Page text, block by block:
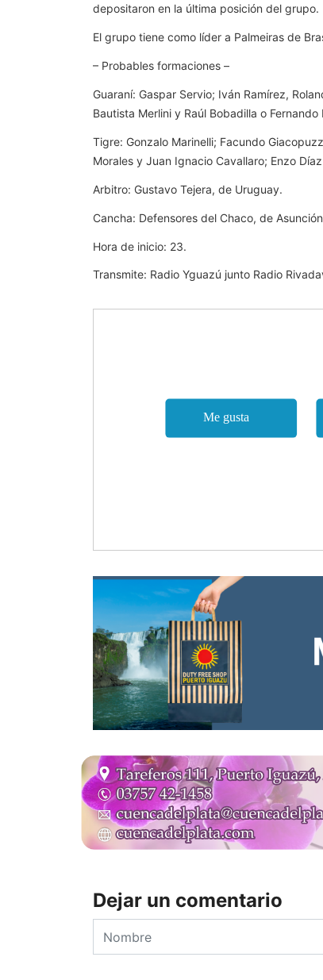
depositaron en la última posición del grupo.
El grupo tiene como líder a Palmeiras de
– Probables formaciones –
Guaraní: Gaspar Servio; Iván Ramírez,
Bautista Merlini y Raúl Bobadilla o
Tigre: Gonzalo Marinelli; Facundo
Morales y Juan Ignacio Cavallaro; Enzo
Arbitro: Gustavo Tejera, de Uruguay.
Cancha: Defensores del Chaco, de
Hora de inicio: 23.
Transmite: Radio Yguazú junto Radio
Dejar un comentario